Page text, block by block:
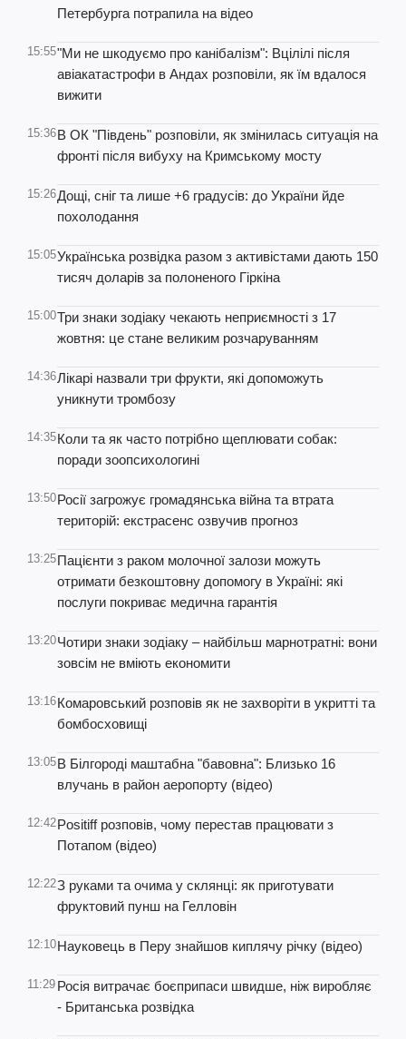
Петербурга потрапила на відео
15:55"Ми не шкодуємо про канібалізм": Вцілілі після
авіакатастрофи в Андах розповіли, як їм вдалося
вижити
15:36В ОК "Південь" розповіли, як змінилась ситуація на
фронті після вибуху на Кримському мосту
15:26Дощі, сніг та лише +6 градусів: до України йде
похолодання
15:05Українська розвідка разом з активістами дають 150
тисяч доларів за полоненого Гіркіна
15:00Три знаки зодіаку чекають неприємності з 17
жовтня: це стане великим розчаруванням
14:36Лікарі назвали три фрукти, які допоможуть
уникнути тромбозу
14:35Коли та як часто потрібно щеплювати собак:
поради зоопсихологині
13:50Росії загрожує громадянська війна та втрата
територій: екстрасенс озвучив прогноз
13:25Пацієнти з раком молочної залози можуть
отримати безкоштовну допомогу в Україні: які
послуги покриває медична гарантія
13:20Чотири знаки зодіаку – найбільш марнотратні: вони
зовсім не вміють економити
13:16Комаровський розповів як не захворіти в укритті та
бомбосховищі
13:05В Білгороді маштабна "бавовна": Близько 16
влучань в район аеропорту (відео)
12:42Positiff розповів, чому перестав працювати з
Потапом (відео)
12:22З руками та очима у склянці: як приготувати
фруктовий пунш на Гелловін
12:10Науковець в Перу знайшов киплячу річку (відео)
11:29 Росія витрачає боєприпаси швидше, ніж виробляє
- Британська розвідка